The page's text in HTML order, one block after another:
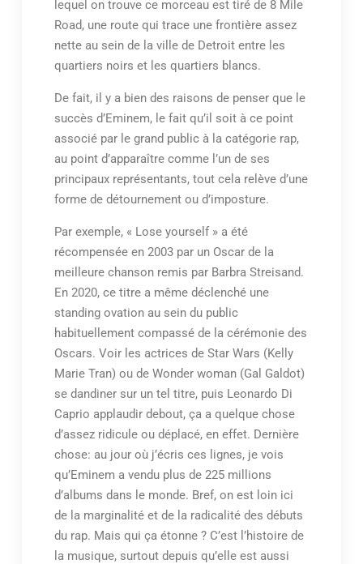
lequel on trouve ce morceau est tiré de 8 Mile
Road, une route qui trace une frontière assez
nette au sein de la ville de Detroit entre les
quartiers noirs et les quartiers blancs.
De fait, il y a bien des raisons de penser que le
succès d’Eminem, le fait qu’il soit à ce point
associé par le grand public à la catégorie rap,
au point d’apparaître comme l’un de ses
principaux représentants, tout cela relève d’une
forme de détournement ou d’imposture.
Par exemple, « Lose yourself » a été
récompensée en 2003 par un Oscar de la
meilleure chanson remis par Barbra Streisand.
En 2020, ce titre a même déclenché une
standing ovation au sein du public
habituellement compassé de la cérémonie des
Oscars. Voir les actrices de Star Wars (Kelly
Marie Tran) ou de Wonder woman (Gal Galdot)
se dandiner sur un tel titre, puis Leonardo Di
Caprio applaudir debout, ça a quelque chose
d’assez ridicule ou déplacé, en effet. Dernière
chose: au jour où j’écris ces lignes, je vois
qu’Eminem a vendu plus de 225 millions
d’albums dans le monde. Bref, on est loin ici
de la marginalité et de la radicalité des débuts
du rap. Mais qui ça étonne ? C’est l’histoire de
la musique, surtout depuis qu’elle est aussi